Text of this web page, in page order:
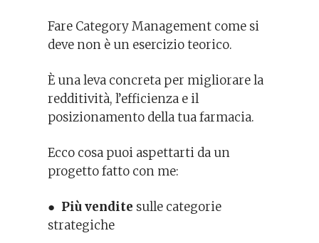
Fare Category Management come si
deve non è un esercizio teorico.
È una leva concreta per migliorare la
redditività, l’efficienza e il
posizionamento della tua farmacia.
Ecco cosa puoi aspettarti da un
progetto fatto con me:
● Più vendite sulle categorie
strategiche